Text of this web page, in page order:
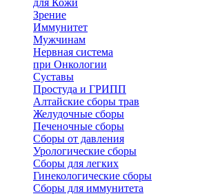
для Кожи
Зрение
Иммунитет
Мужчинам
Нервная система
при Онкологии
Суставы
Простуда и ГРИПП
Алтайские сборы трав
Желудочные сборы
Печеночные сборы
Сборы от давления
Урологические сборы
Сборы для легких
Гинекологические сборы
Сборы для иммунитета